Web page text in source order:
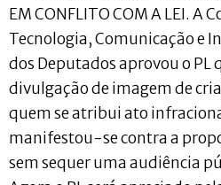
EM CONFLITO COM A LEI. A
Tecnologia, Comunicação e
dos Deputados aprovou o PL
divulgação de imagem de
quem se atribui ato
manifestou-se contra a
sem sequer uma audiência